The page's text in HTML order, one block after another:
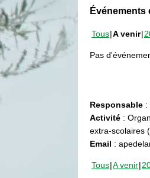
Événements
Tous A venir
Pas
Responsable :
Activité :
extra-scolaires
Email :
Tous A venir